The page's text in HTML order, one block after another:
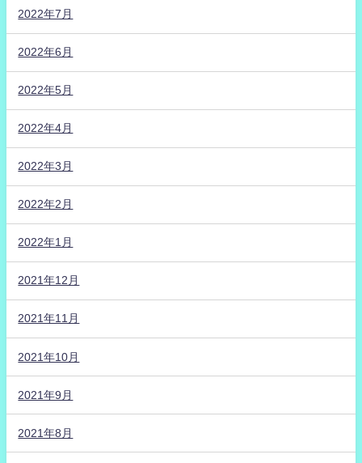
2022年7月
2022年6月
2022年5月
2022年4月
2022年3月
2022年2月
2022年1月
2021年12月
2021年11月
2021年10月
2021年9月
2021年8月